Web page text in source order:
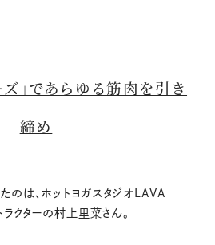
」であらゆる筋肉を引き
締め
のは、ホットヨガスタジオLAVA
クターの村上里菜さん。